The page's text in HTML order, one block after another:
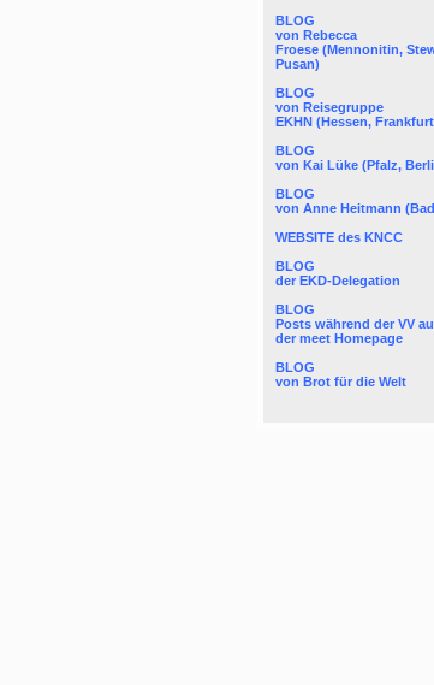
BLOG
von Rebecca
Froese (Mennonitin,
Pusan)
BLOG
von Reisegruppe
EKHN (Hessen, Frankfurt
BLOG
von Kai Lüke (Pfalz,
BLOG
von Anne Heitmann
WEBSITE des KNCC
BLOG
der EKD-Delegation
BLOG
Posts während der VV
der meet Homepage
BLOG
von Brot für die Welt